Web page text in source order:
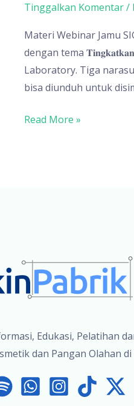
Tinggalkan Komentar/
Materi Webinar Jamu
dengan tema
Laboratory. Tiga
bisa diunduh untuk
Materi
Read More »
Edukasi, Pelatihan
dan Pangan Olahan di